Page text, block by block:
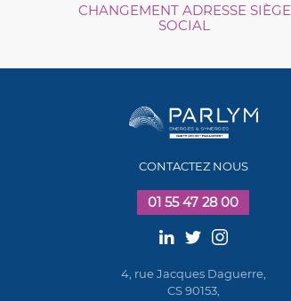
CHANGEMENT ADRESSE SIÈGE
SOCIAL
CONTACTEZ NOUS
01 55 47 28 00
4, rue Jacques Daguerre,
CS 90153,